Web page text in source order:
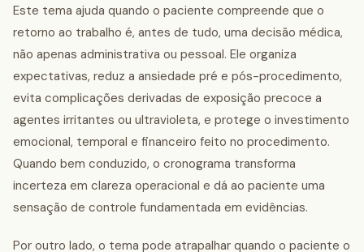
Este tema ajuda quando o paciente compreende que o
retorno ao trabalho é, antes de tudo, uma decisão médica,
não apenas administrativa ou pessoal. Ele organiza
expectativas, reduz a ansiedade pré e pós-procedimento,
evita complicações derivadas de exposição precoce a
agentes irritantes ou ultravioleta, e protege o investimento
emocional, temporal e financeiro feito no procedimento.
Quando bem conduzido, o cronograma transforma
incerteza em clareza operacional e dá ao paciente uma
sensação de controle fundamentada em evidências.
Por outro lado, o tema pode atrapalhar quando o paciente o